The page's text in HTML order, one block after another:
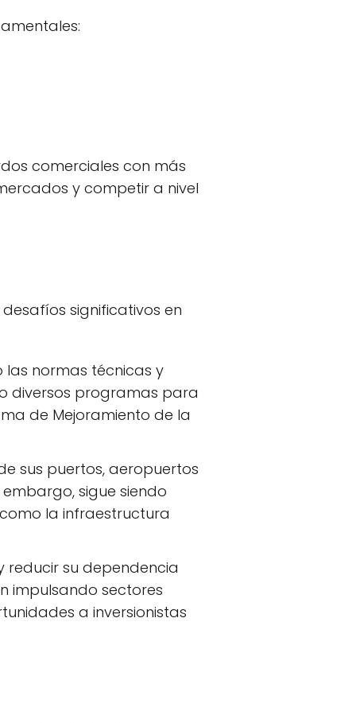
comerciales con más
y competir a nivel
significativos en
normas técnicas y
diversos programas para
de Mejoramiento de la
sus puertos, aeropuertos
sigue siendo
la infraestructura
su dependencia
impulsando sectores
a inversionistas